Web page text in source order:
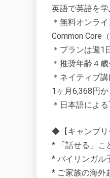
英語で英語を学
＊無料オンラ
Common Core
＊プランは週1
＊推奨年齢４
＊ネイティブ
1ヶ月6,368円
＊日本語によ
◆【キャンブ
* 「話せる」こ
* バイリンガル
* ご家族の海外